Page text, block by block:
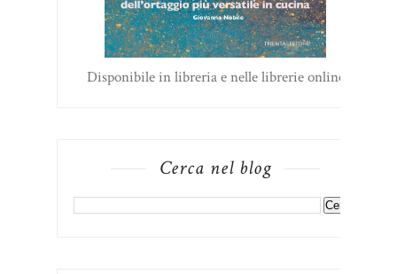
Disponibile in libreria e nelle librerie online
Cerca nel blog